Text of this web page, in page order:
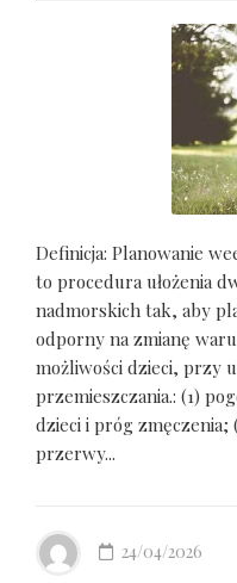
Definicja: Planowanie
to procedura ułożenia
nadmorskich tak, aby
odporny na zmianę
możliwości dzieci, przy
przemieszczania.: (1)
dzieci i próg zmęczenia;
przerwy...
24/04/2026